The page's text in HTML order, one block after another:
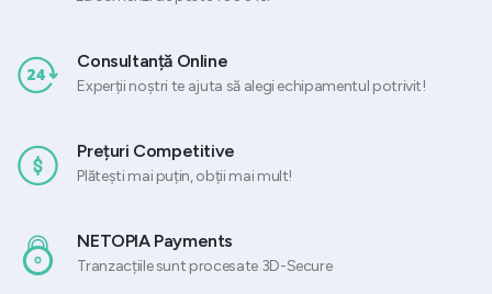
Consultanță Online
Experții noștri te ajuta să alegi echipamentul potrivit!
Prețuri Competitive
Plătești mai puțin, obții mai mult!
NETOPIA Payments
Tranzacțiile sunt procesate 3D-Secure